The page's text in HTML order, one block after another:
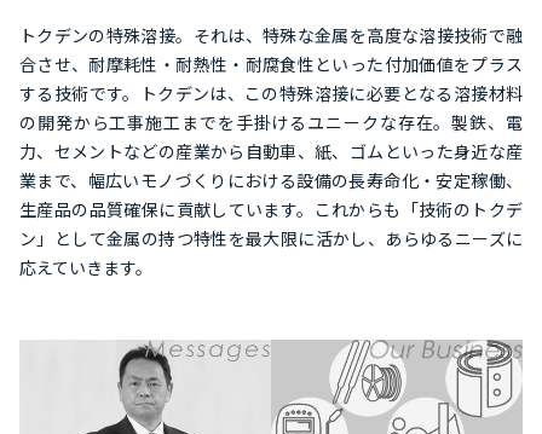
トクデンの特殊溶接。それは、特殊な金属を高度な溶接技術で融
合させ、耐摩耗性・耐熱性・耐腐食性といった付加価値をプラス
する技術です。トクデンは、この特殊溶接に必要となる溶接材料
の開発から工事施工までを手掛けるユニークな存在。製鉄、電
力、セメントなどの産業から自動車、紙、ゴムといった身近な産
業まで、幅広いモノづくりにおける設備の長寿命化・安定稼働、
生産品の品質確保に貢献しています。これからも「技術のトクデ
ン」として金属の持つ特性を最大限に活かし、あらゆるニーズに
応えていきます。